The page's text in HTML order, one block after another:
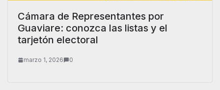
Cámara de Representantes por
Guaviare: conozca las listas y el
tarjetón electoral
marzo 1, 2026 0